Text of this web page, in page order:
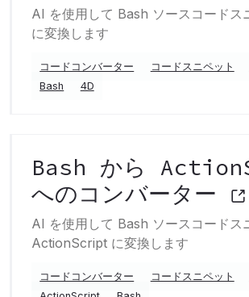
AI を使用して Bash ソースコードス
に変換します
コードコンバーター コードスニペット
Bash
4D
Bash から
へのコンバーター
AI を使用して Bash ソースコードス
ActionScript に変換します
コードコンバーター コードスニペット